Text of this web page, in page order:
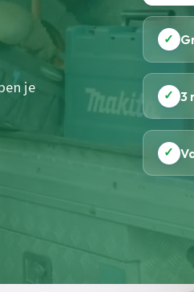
je
✓
✓ 3
✓